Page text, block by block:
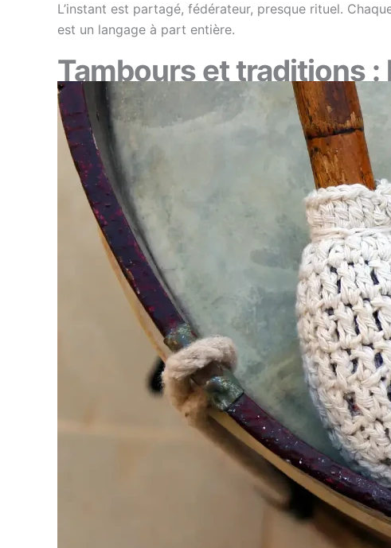
L’instant est partagé, fédérateur, presque rituel.
est un langage à part entière.
Tambours et traditions :